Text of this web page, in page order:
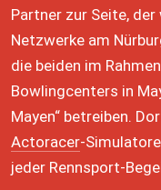
Partner zur Seite,
Netzwerke am
die beiden im
Bowlingcenters in
Actoracer-
jeder Rennsport-